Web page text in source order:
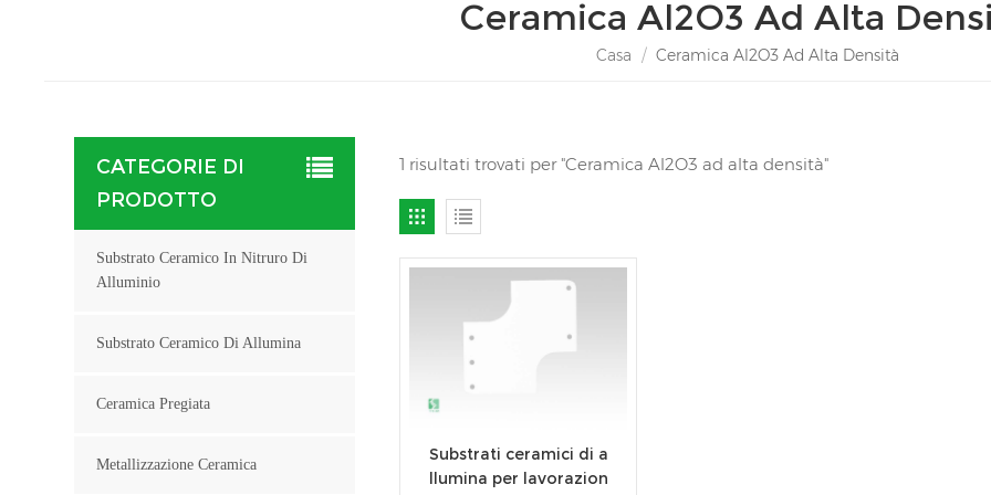
Ceramica Al2O3 Ad Alta
Casa / Ceramica Al2O3 Ad Alta Densità
1 risultati trovati per "Ceramica Al2O3 ad alta densità"
Substrati ceramici di a
llumina per lavorazion
CATEGORIE DI
PRODOTTO
Substrato Ceramico In Nitruro Di
Alluminio
Substrato Ceramico Di Allumina
Ceramica Pregiata
Metallizzazione Ceramica